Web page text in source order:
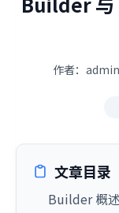
作者：
文章目录
Builder 概述